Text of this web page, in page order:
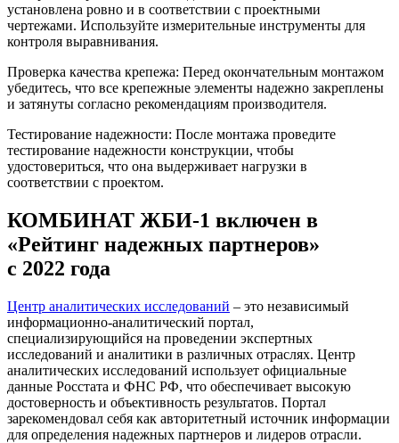
установлена ровно и в соответствии с проектными
чертежами. Используйте измерительные инструменты для
контроля выравнивания.
Проверка качества крепежа: Перед окончательным монтажом
убедитесь, что все крепежные элементы надежно закреплены
и затянуты согласно рекомендациям производителя.
Тестирование надежности: После монтажа проведите
тестирование надежности конструкции, чтобы
удостовериться, что она выдерживает нагрузки в
соответствии с проектом.
КОМБИНАТ ЖБИ-1 включен в
«Рейтинг надежных партнеров»
с 2022 года
Центр аналитических исследований – это независимый
информационно-аналитический портал,
специализирующийся на проведении экспертных
исследований и аналитики в различных отраслях. Центр
аналитических исследований использует официальные
данные Росстата и ФНС РФ, что обеспечивает высокую
достоверность и объективность результатов. Портал
зарекомендовал себя как авторитетный источник информации
для определения надежных партнеров и лидеров отрасли.